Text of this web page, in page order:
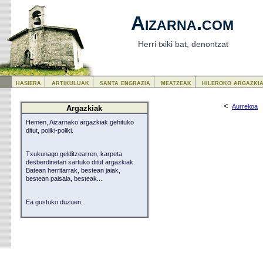
Aizarna.com
Herri txiki bat, denontzat
<Aurrekoa
Argazkiak
Hemen, Aizarnako argazkiak gehituko
ditut, poliki-poliki.
Txukunago gelditzearren, karpeta
desberdinetan sartuko ditut argazkiak.
Batean herritarrak, bestean jaiak,
bestean paisaia, besteak...
Ea gustuko duzuen.
hasiera artikuluak santa engrazia meatzeak hileroko